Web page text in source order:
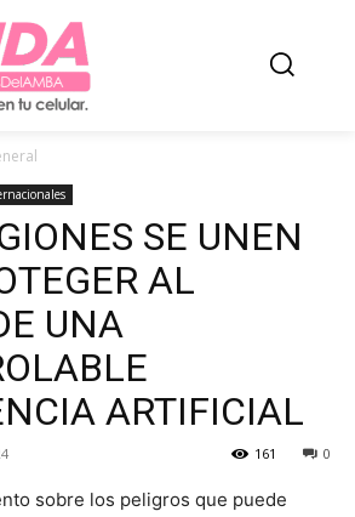
SE UNEN
AL
UNA
ARTIFICIAL
0
161
sobre los peligros que puede